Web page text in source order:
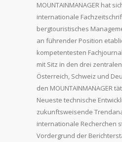
MOUNTAINMANAGER hat
internationale
bergtouristisches
an führender Position
kompetentesten
mit Sitz in den drei
Österreich, Schweiz und
den MOUNTAINMANAGER
Neueste technische
zukunftsweisende
internationale Recherchen
Vordergrund der